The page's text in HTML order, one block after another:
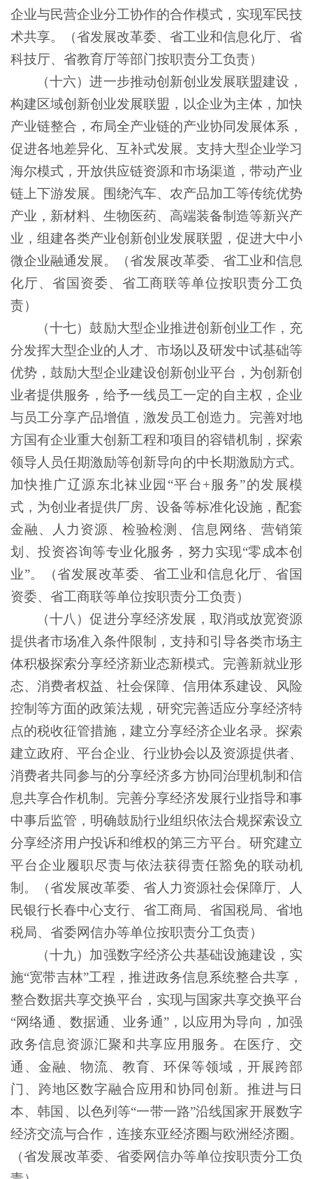
企业与民营企业分工协作的合作模式，实现军民技
术共享。（省发展改革委、省工业和信息化厅、省
科技厅、省教育厅等部门按职责分工负责）
（十六）进一步推动创新创业发展联盟建设，
构建区域创新创业发展联盟，以企业为主体，加快
产业链整合，布局全产业链的产业协同发展体系，
促进各地差异化、互补式发展。支持大型企业学习
海尔模式，开放供应链资源和市场渠道，带动产业
链上下游发展。围绕汽车、农产品加工等传统优势
产业，新材料、生物医药、高端装备制造等新兴产
业，组建各类产业创新创业发展联盟，促进大中小
微企业融通发展。（省发展改革委、省工业和信息
化厅、省国资委、省工商联等单位按职责分工负
责）
（十七）鼓励大型企业推进创新创业工作，充
分发挥大型企业的人才、市场以及研发中试基础等
优势，鼓励大型企业建设创新创业平台，为创新创
业者提供服务，给予一线员工一定的自主权，企业
与员工分享产品增值，激发员工创造力。完善对地
方国有企业重大创新工程和项目的容错机制，探索
领导人员任期激励等创新导向的中长期激励方式。
加快推广辽源东北袜业园 “平台+服务”的发展模
式，为创业者提供厂房、设备等标准化设施，配套
金融、人力资源、检验检测、信息网络、营销策
划、投资咨询等专业化服务，努力实现“零成本创
业”。（省发展改革委、省工业和信息化厅、省国
资委、省工商联等单位按职责分工负责）
（十八）促进分享经济发展，取消或放宽资源
提供者市场准入条件限制，支持和引导各类市场主
体积极探索分享经济新业态新模式。完善新就业形
态、消费者权益、社会保障、信用体系建设、风险
控制等方面的政策法规，研究完善适应分享经济特
点的税收征管措施，建立分享经济企业名录。探索
建立政府、平台企业、行业协会以及资源提供者、
消费者共同参与的分享经济多方协同治理机制和信
息共享合作机制。完善分享经济发展行业指导和事
中事后监管，明确鼓励行业组织依法合规探索设立
分享经济用户投诉和维权的第三方平台。研究建立
平台企业履职尽责与依法获得责任豁免的联动机
制。（省发展改革委、省人力资源社会保障厅、人
民银行长春中心支行、省工商局、省国税局、省地
税局、省委网信办等单位按职责分工负责）
（十九）加强数字经济公共基础设施建设，实
施“宽带吉林”工程，推进政务信息系统整合共享，
整合数据共享交换平台，实现与国家共享交换平台
“网络通、数据通、业务通”，以应用为导向，加强
政务信息资源汇聚和共享应用服务。在医疗、交
通、金融、物流、教育、环保等领域，开展跨部
门、跨地区数字融合应用和协同创新。推进与日
本、韩国、以色列等“一带一路”沿线国家开展数字
经济交流与合作，连接东亚经济圈与欧洲经济圈。
（省发展改革委、省委网信办等单位按职责分工负